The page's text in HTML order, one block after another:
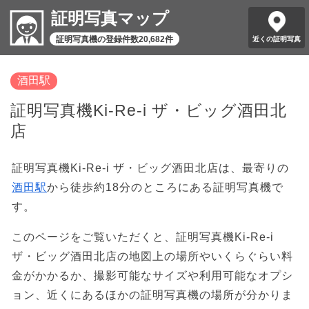
証明写真マップ
証明写真機の登録件数20,682件 近くの証明写真
酒田駅
証明写真機Ki-Re-i ザ・ビッグ酒田北
店
証明写真機Ki-Re-i ザ・ビッグ酒田北店は、最寄りの
酒田駅から徒歩約18分のところにある証明写真機で
す。
このページをご覧いただくと、証明写真機Ki-Re-i
ザ・ビッグ酒田北店の地図上の場所やいくらぐらい料
金がかかるか、撮影可能なサイズや利用可能なオプシ
ョン、近くにあるほかの証明写真機の場所が分かりま